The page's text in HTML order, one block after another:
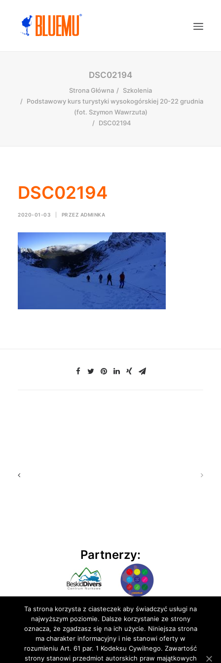
DSC02194
Strona Główna
Szkolenia
Podstawowy kurs turystyki wysokogórskiej 20-22 grudnia
(fot. Szymon Wawrzuta)
DSC02194
DSC02194
2020-01-03 PRZEZ ADMINKA
Partnerzy:
© 2020 BluEmu sp. z o.o. Wszelkie prawa zastrzeżone
Ta strona korzysta z ciasteczek aby świadczyć usługi na
najwyższym poziomie. Dalsze korzystanie ze strony
oznacza, że zgadzasz się na ich użycie. Niniejsza strona
ma charakter informacyjny i nie stanowi oferty w
rozumieniu Art. 61 par. 1 Kodeksu Cywilnego. Zawartość
strony stanowi przedmiot autorskich praw majątkowych